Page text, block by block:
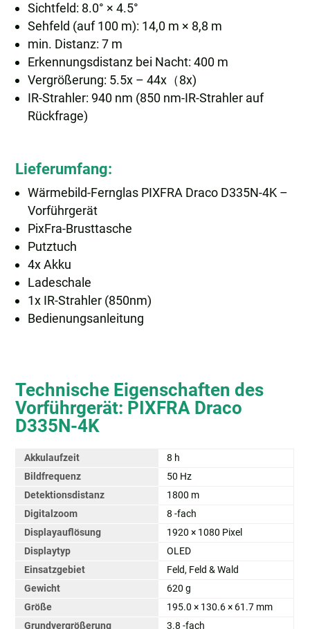
Sichtfeld: 8.0° × 4.5°
Sehfeld (auf 100 m): 14,0 m × 8,8 m
min. Distanz: 7 m
Erkennungsdistanz bei Nacht: 400 m
Vergrößerung: 5.5x – 44x（8x)
IR-Strahler: 940 nm (850 nm-IR-Strahler auf
Rückfrage)
Lieferumfang:
Wärmebild-Fernglas PIXFRA Draco D335N-4K –
Vorführgerät
PixFra-Brusttasche
Putztuch
4x Akku
Ladeschale
1x IR-Strahler (850nm)
Bedienungsanleitung
Technische Eigenschaften des
Vorführgerät: PIXFRA Draco
D335N-4K
Akkulaufzeit
8 h
Bildfrequenz
50 Hz
Detektionsdistanz
1800 m
Digitalzoom
8 -fach
Displayauflösung
1920 × 1080 Pixel
Displaytyp
OLED
Einsatzgebiet
Feld, Feld & Wald
Gewicht
620 g
Größe
195.0 × 130.6 × 61.7 mm
Grundvergrößerung
3.8 -fach